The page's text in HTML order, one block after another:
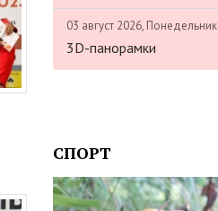
03 август 2026, Понедельник
3D-панорамки
СПОРТ